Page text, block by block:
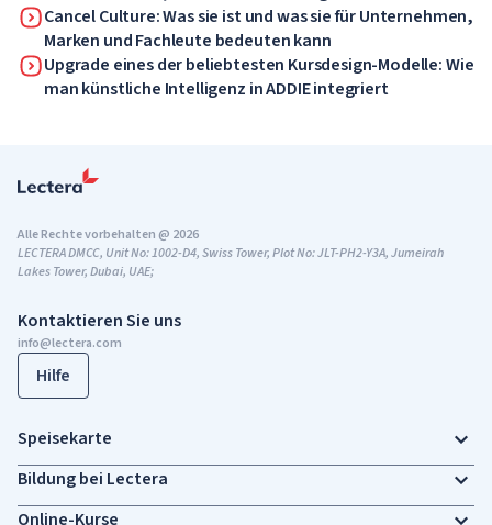
Cancel Culture: Was sie ist und was sie für Unternehmen,
Marken und Fachleute bedeuten kann
Upgrade eines der beliebtesten Kursdesign-Modelle: Wie
man künstliche Intelligenz in ADDIE integriert
Kontaktieren Sie uns
info@lectera.com
Hilfe
Alle Rechte vorbehalten @ 2026
LECTERA DMCC, Unit No: 1002-D4, Swiss Tower, Plot No: JLT-PH2-Y3A, Jumeirah
Lakes Tower, Dubai, UAE;
Speisekarte
Bildung bei Lectera
Online-Kurse